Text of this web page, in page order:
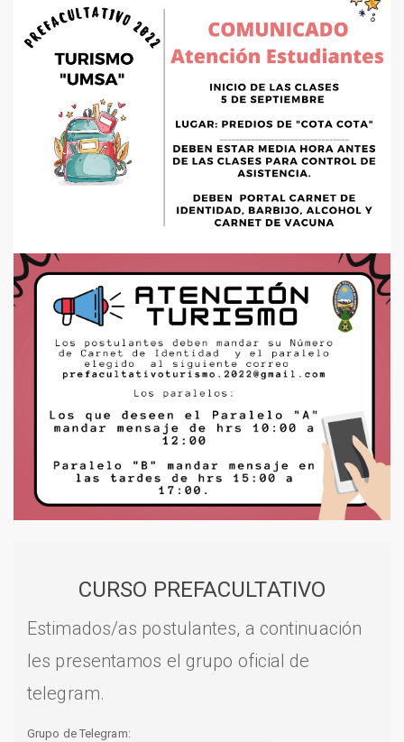
CURSO PREFACULTATIVO
Estimados/as postulantes, a continuación
les presentamos el grupo oficial de
telegram.
Grupo de Telegram: